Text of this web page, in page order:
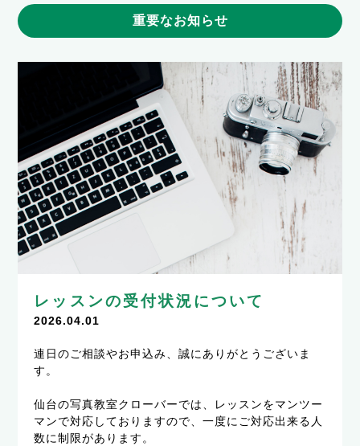
重要なお知らせ
レッスンの受付状況について
2026.04.01
連日のご相談やお申込み、誠にありがとうございま
す。
仙台の写真教室クローバーでは、レッスンをマンツー
マンで対応しておりますので、一度にご対応出来る人
数に制限があります。